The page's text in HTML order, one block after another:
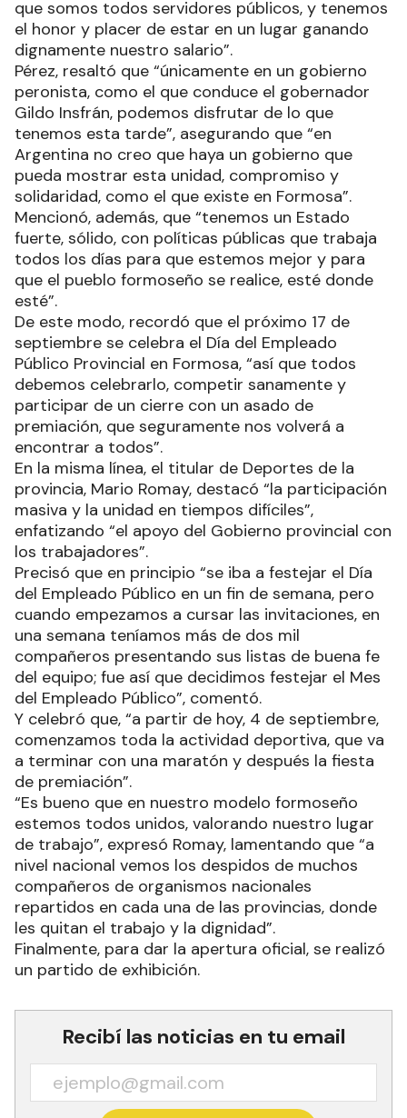
que somos todos servidores públicos, y tenemos
el honor y placer de estar en un lugar ganando
dignamente nuestro salario”.
Pérez, resaltó que “únicamente en un gobierno
peronista, como el que conduce el gobernador
Gildo Insfrán, podemos disfrutar de lo que
tenemos esta tarde”, asegurando que “en
Argentina no creo que haya un gobierno que
pueda mostrar esta unidad, compromiso y
solidaridad, como el que existe en Formosa”.
Mencionó, además, que “tenemos un Estado
fuerte, sólido, con políticas públicas que trabaja
todos los días para que estemos mejor y para
que el pueblo formoseño se realice, esté donde
esté”.
De este modo, recordó que el próximo 17 de
septiembre se celebra el Día del Empleado
Público Provincial en Formosa, “así que todos
debemos celebrarlo, competir sanamente y
participar de un cierre con un asado de
premiación, que seguramente nos volverá a
encontrar a todos”.
En la misma línea, el titular de Deportes de la
provincia, Mario Romay, destacó “la participación
masiva y la unidad en tiempos difíciles”,
enfatizando “el apoyo del Gobierno provincial con
los trabajadores”.
Precisó que en principio “se iba a festejar el Día
del Empleado Público en un fin de semana, pero
cuando empezamos a cursar las invitaciones, en
una semana teníamos más de dos mil
compañeros presentando sus listas de buena fe
del equipo; fue así que decidimos festejar el Mes
del Empleado Público”, comentó.
Y celebró que, “a partir de hoy, 4 de septiembre,
comenzamos toda la actividad deportiva, que va
a terminar con una maratón y después la fiesta
de premiación”.
“Es bueno que en nuestro modelo formoseño
estemos todos unidos, valorando nuestro lugar
de trabajo”, expresó Romay, lamentando que “a
nivel nacional vemos los despidos de muchos
compañeros de organismos nacionales
repartidos en cada una de las provincias, donde
les quitan el trabajo y la dignidad”.
Finalmente, para dar la apertura oficial, se realizó
un partido de exhibición.
Recibí las noticias en tu email